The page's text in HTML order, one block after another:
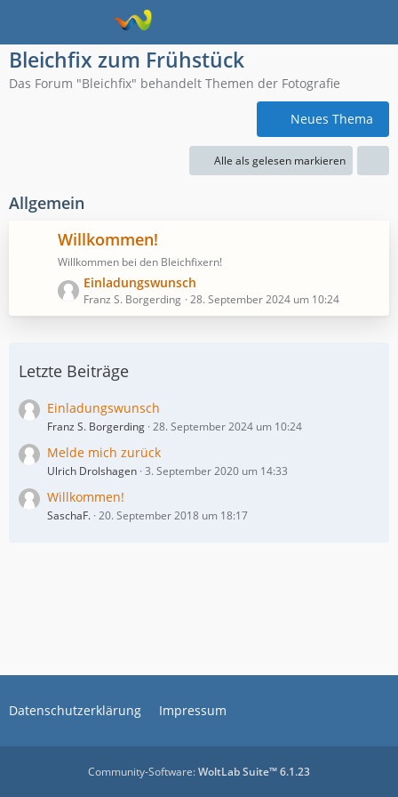
Bleichfix zum Frühstück
Das Forum "Bleichfix" behandelt Themen der Fotografie
Neues Thema
Alle als gelesen markieren
Allgemein
Willkommen!
Willkommen bei den Bleichfixern!
L
e
t
e
e
i
r
ä
g
e
Einladungswunsch
Franz S. Borgerding 28. September 2024 um 10:24
Letzte Beiträge
Einladungswunsch
Franz S. Borgerding 28. September 2024 um 10:24
Melde mich zurück
Ulrich Drolshagen 3. September 2020 um 14:33
Willkommen!
SaschaF. 20. September 2018 um 18:17
Datenschutzerklärung Impressum
Community-Software:WoltLab Suite™ 6.1.23